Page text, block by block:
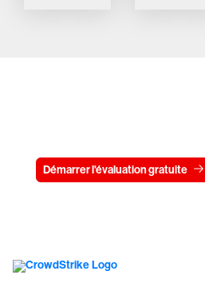
Démarrer l'évaluation gratuite